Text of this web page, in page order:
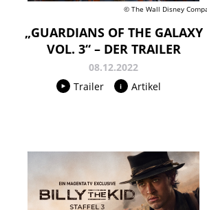
© The Wall Disney
„GUARDIANS OF THE GALAXY
VOL. 3“ – DER TRAILER
08.12.2022
Trailer
Artikel